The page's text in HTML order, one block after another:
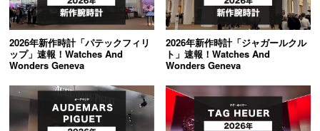
フランクミュラー IWC
すべてのブランドから探す
2026年新作時計「パテックフィリ
ップ」速報！Watches And
Wonders Geneva
2026年新作時計「ジャガールクル
ト」速報！Watches And
Wonders Geneva